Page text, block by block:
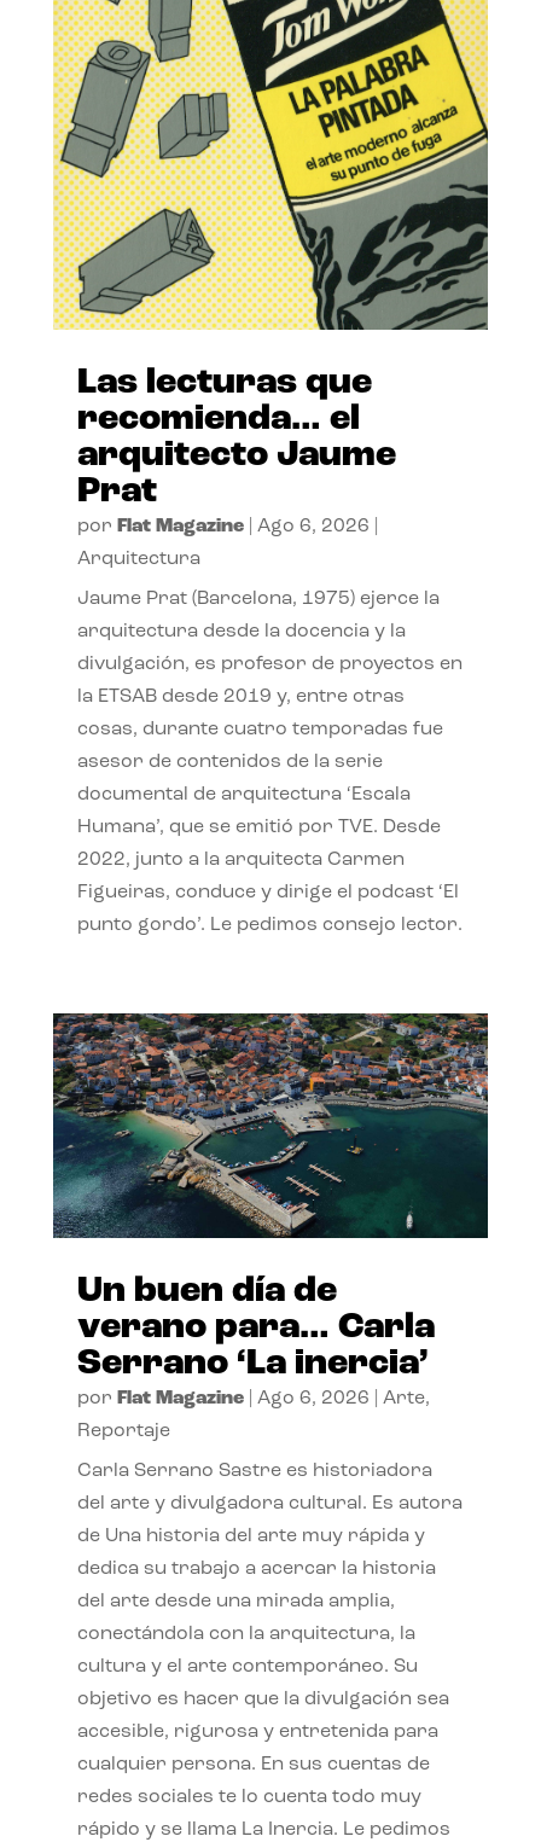
Las lecturas que
recomienda… el
arquitecto Jaume
Prat
por Flat Magazine| Ago 6, 2026
Arquitectura
Jaume Prat (Barcelona, 1975) ejerce la
arquitectura desde la docencia y la
divulgación, es profesor de proyectos en
la ETSAB desde 2019 y, entre otras
cosas, durante cuatro temporadas fue
asesor de contenidos de la serie
documental de arquitectura ‘Escala
Humana’, que se emitió por TVE. Desde
2022, junto a la arquitecta Carmen
Figueiras, conduce y dirige el podcast ‘El
punto gordo’. Le pedimos consejo lector.
Un buen día de
verano para… Carla
Serrano ‘La inercia’
por Flat Magazine| Ago 6, 2026 Arte,
Reportaje
Carla Serrano Sastre es historiadora
del arte y divulgadora cultural. Es autora
de Una historia del arte muy rápida y
dedica su trabajo a acercar la historia
del arte desde una mirada amplia,
conectándola con la arquitectura, la
cultura y el arte contemporáneo. Su
objetivo es hacer que la divulgación sea
accesible, rigurosa y entretenida para
cualquier persona. En sus cuentas de
redes sociales te lo cuenta todo muy
rápido y se llama La Inercia. Le pedimos